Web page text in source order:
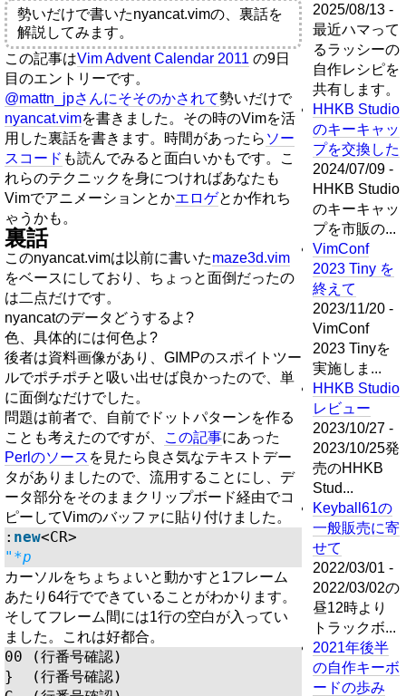
勢いだけで書いたnyancat.vimの、裏話を
解説してみます。
この記事はVim Advent Calendar 2011 の9日
目のエントリーです。
@mattn_jpさんにそそのかされて勢いだけで
nyancat.vimを書きました。その時のVimを活
用した裏話を書きます。時間があったら ソー
スコード も読んでみると面白いかもです。こ
れらのテクニックを身につければあなたも
Vimでアニメーションとかエロゲとか作れち
ゃうかも。
裏話
このnyancat.vimは以前に書いたmaze3d.vim
をベースにしており、ちょっと面倒だったの
は二点だけです。
nyancatのデータどうするよ?
色、具体的には何色よ?
後者は資料画像があり、GIMPのスポイトツー
ルでポチポチと吸い出せば良かったので、単
に面倒なだけでした。
問題は前者で、自前でドットパターンを作る
ことも考えたのですが、 この記事にあった
Perlのソース を見たら良さ気なテキストデー
タがありましたので、流用することにし、デ
ータ部分をそのままクリップボード経由でコ
ピーしてVimのバッファに貼り付けました。
: new<CR>
"*p
カーソルをちょちょいと動かすと1フレーム
あたり64行でできていることがわかります。
そしてフレーム間には1行の空白が入ってい
ました。これは好都合。
00 (行番号確認)
}  (行番号確認)
2025/08/13 -
最近ハマって
るラッシーの
自作レシピを
共有します。
HHKB Studio
のキーキャッ
プを交換した
2024/07/09 -
HHKB Studio
のキーキャッ
プを市販の...
VimConf
2023 Tiny を
終えて
2023/11/20 -
VimConf
2023 Tinyを
実施しま...
HHKB Studio
レビュー
2023/10/27 -
2023/10/25発
売のHHKB
Stud...
Keyball61の
一般販売に寄
せて
2022/03/01 -
2022/03/02の
昼12時より
トラックボ...
2021年後半
の自作キーボ
ードの歩み